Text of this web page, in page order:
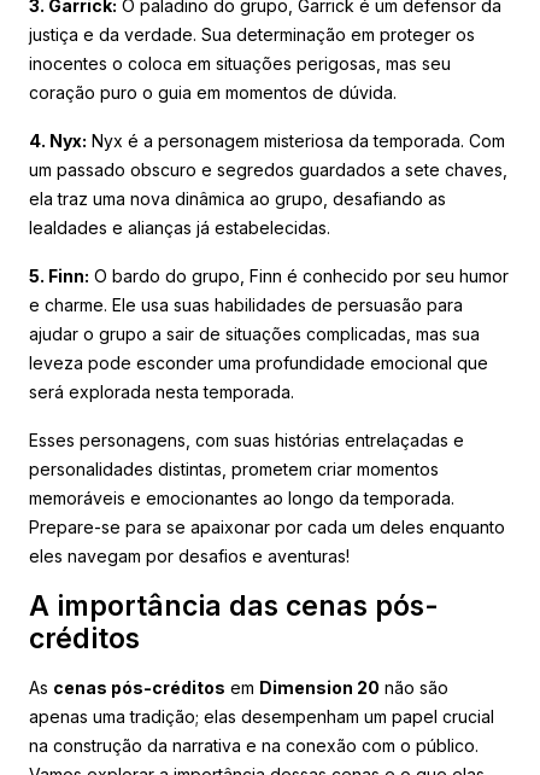
3. Garrick: O paladino do grupo, Garrick é um defensor da
justiça e da verdade. Sua determinação em proteger os
inocentes o coloca em situações perigosas, mas seu
coração puro o guia em momentos de dúvida.
4. Nyx: Nyx é a personagem misteriosa da temporada. Com
um passado obscuro e segredos guardados a sete chaves,
ela traz uma nova dinâmica ao grupo, desafiando as
lealdades e alianças já estabelecidas.
5. Finn: O bardo do grupo, Finn é conhecido por seu humor
e charme. Ele usa suas habilidades de persuasão para
ajudar o grupo a sair de situações complicadas, mas sua
leveza pode esconder uma profundidade emocional que
será explorada nesta temporada.
Esses personagens, com suas histórias entrelaçadas e
personalidades distintas, prometem criar momentos
memoráveis e emocionantes ao longo da temporada.
Prepare-se para se apaixonar por cada um deles enquanto
eles navegam por desafios e aventuras!
A importância das cenas pós-
créditos
As cenas pós-créditos em Dimension 20 não são
apenas uma tradição; elas desempenham um papel crucial
na construção da narrativa e na conexão com o público.